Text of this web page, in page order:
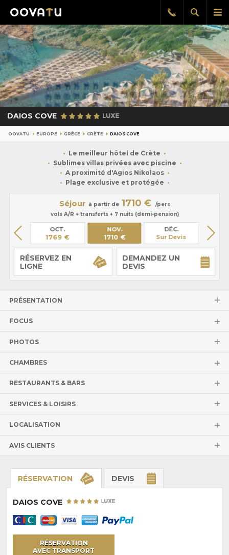
le
Afficher
la
Rappel
gratuit
DAIOS COVE
OOVATU EUROPE GRÈCE CRÈTE DAIOS COVE
Le meilleur hôtel de Crète
Sublimes villas privées avec piscine
A proximité d'Agios Nikolaos
Plage exclusive et protégée
Séjour à partir de 1710 €
/pers
vols A/R + transferts + 7 nuits (demi-pension)
OCT.
1769 €
NOV.
1710 €
DÉC.
Sur Devis
Sur
RÉSERVEZ EN
LIGNE
DEMANDEZ UN
DEVIS
PRÉSENTATION
FOCUS
PHOTOS
CHAMBRES
RESTAURANTS & BARS
SERVICES & LOISIRS
LOCALISATION
AVIS CLIENTS
RÉSERVATION DEVIS
DAIOS COVE
RÉSERVATION
AVEC TRANSPORT